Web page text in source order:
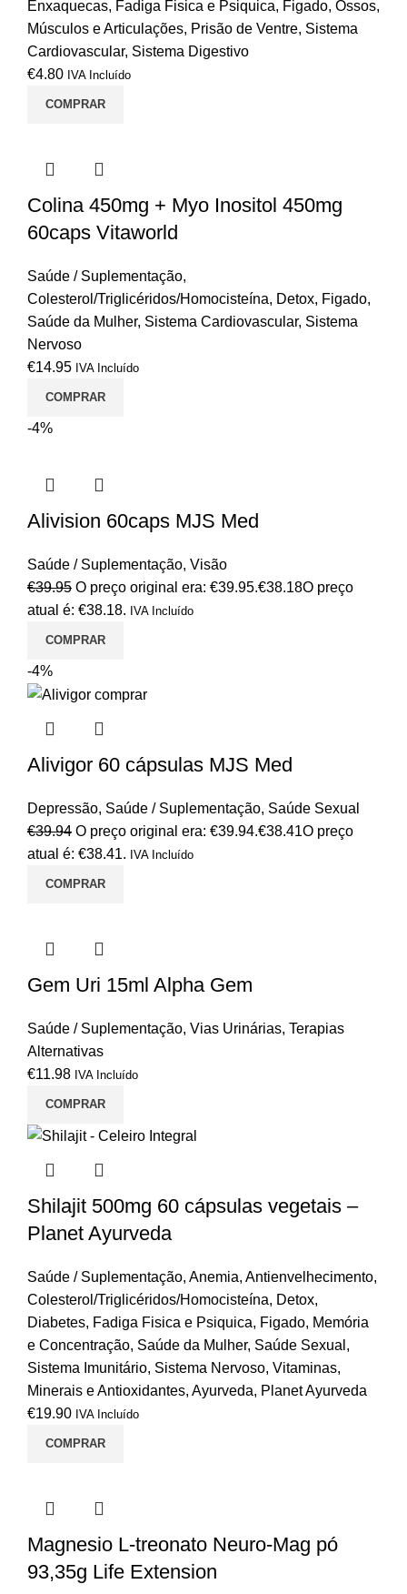
Enxaquecas, Fadiga Fisica e Psiquica, Figado, Ossos,
Músculos e Articulações, Prisão de Ventre, Sistema
Cardiovascular, Sistema Digestivo
€4.80 IVA Incluído
COMPRAR
Colina 450mg + Myo Inositol 450mg
60caps Vitaworld
Saúde / Suplementação,
Colesterol/Triglicéridos/Homocisteína, Detox, Figado,
Saúde da Mulher, Sistema Cardiovascular, Sistema
Nervoso
€14.95 IVA Incluído
COMPRAR
-4%
Alivision 60caps MJS Med
Saúde / Suplementação, Visão
€39.95 O preço original era: €39.95.€38.18O preço
atual é: €38.18. IVA Incluído
COMPRAR
-4%
Alivigor 60 cápsulas MJS Med
Depressão, Saúde / Suplementação, Saúde Sexual
€39.94 O preço original era: €39.94.€38.41O preço
atual é: €38.41. IVA Incluído
COMPRAR
Gem Uri 15ml Alpha Gem
Saúde / Suplementação, Vias Urinárias, Terapias
Alternativas
€11.98 IVA Incluído
COMPRAR
Shilajit 500mg 60 cápsulas vegetais –
Planet Ayurveda
Saúde / Suplementação, Anemia, Antienvelhecimento,
Colesterol/Triglicéridos/Homocisteína, Detox,
Diabetes, Fadiga Fisica e Psiquica, Figado, Memória
e Concentração, Saúde da Mulher, Saúde Sexual ,
Sistema Imunitário, Sistema Nervoso, Vitaminas,
Minerais e Antioxidantes, Ayurveda, Planet Ayurveda
€19.90 IVA Incluído
COMPRAR
Magnesio L-treonato Neuro-Mag pó
93,35g Life Extension